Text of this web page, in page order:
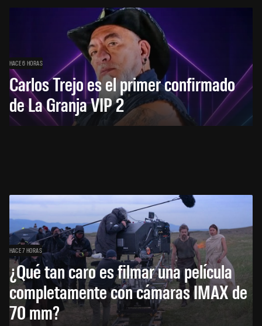
HACE 6 HORAS
Carlos Trejo es el primer confirmado
de La Granja VIP 2
HACE 7 HORAS
¿Qué tan caro es filmar una película
completamente con cámaras IMAX de
70 mm?